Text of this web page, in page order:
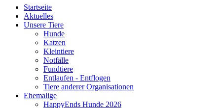
Startseite
Aktuelles
Unsere Tiere
Hunde
Katzen
Kleintiere
Notfälle
Fundtiere
Entlaufen - Entflogen
Tiere anderer Organisationen
Ehemalige
HappyEnds Hunde 2026